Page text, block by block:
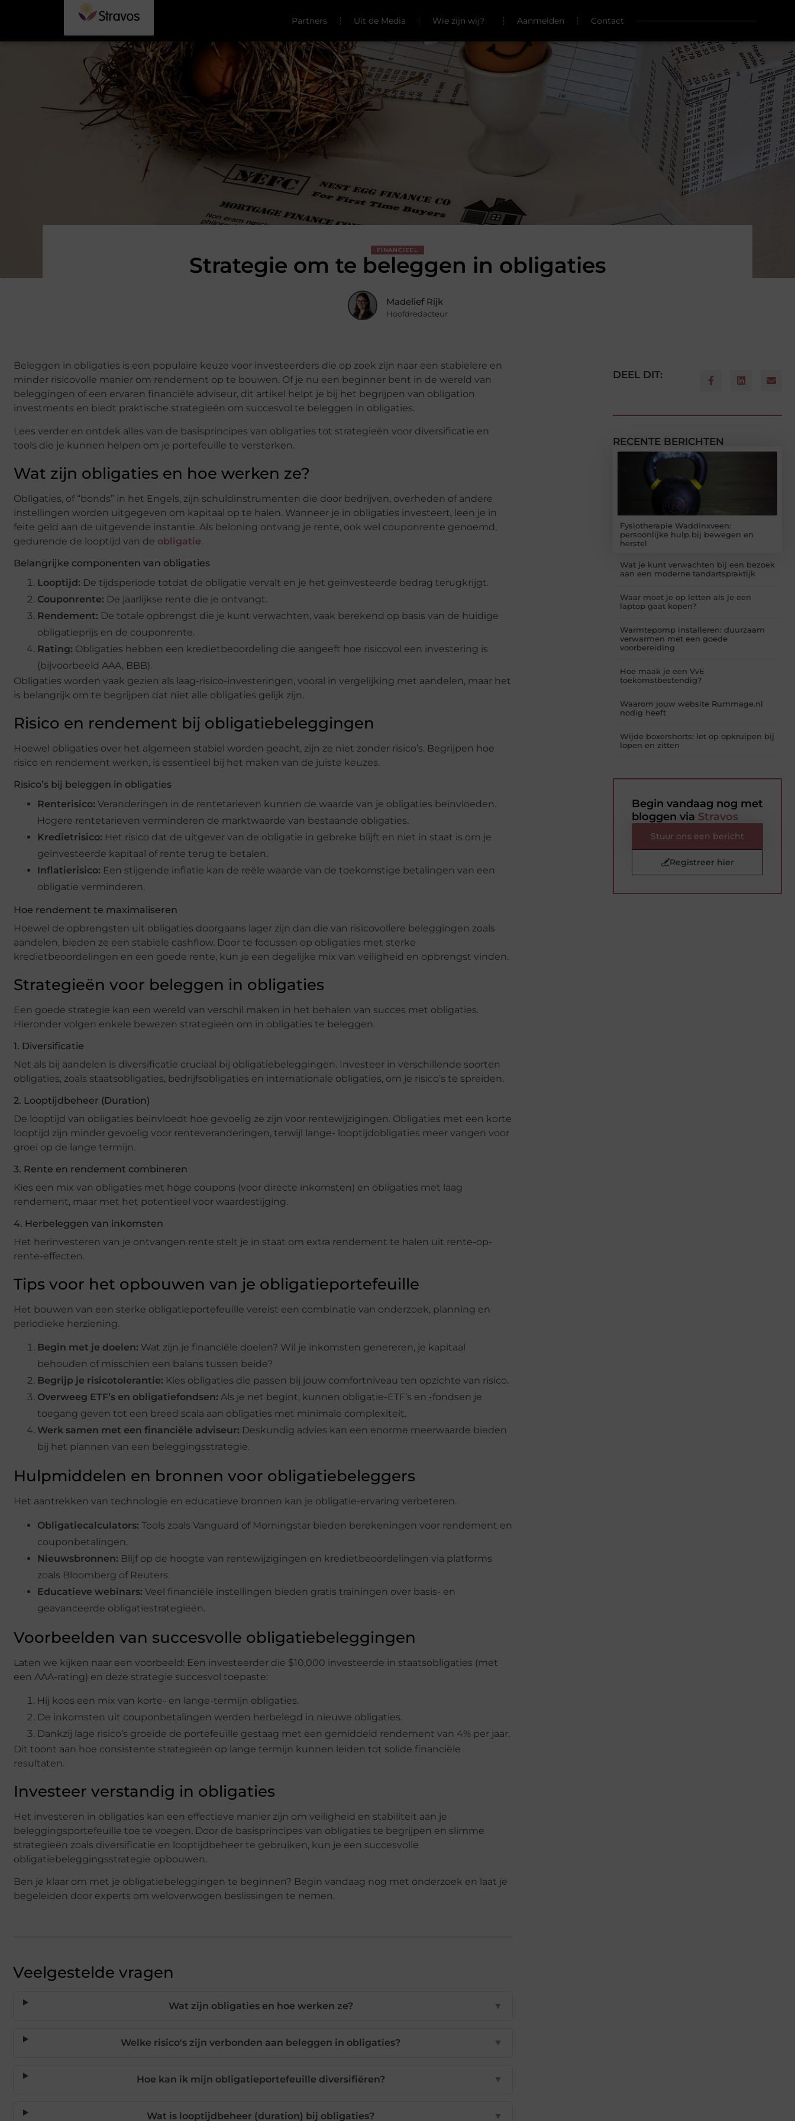
Partners Uit de Media Wie zijn wij? Aanmelden Contact
FINANCIEEL
Strategie om te beleggen in obligaties
Madelief Rijk
Hoofdredacteur
Beleggen in obligaties is een populaire keuze voor investeerders die op zoek zijn naar een stabielere en
minder risicovolle manier om rendement op te bouwen. Of je nu een beginner bent in de wereld van
beleggingen of een ervaren financiële adviseur, dit artikel helpt je bij het begrijpen van obligation
investments en biedt praktische strategieën om succesvol te beleggen in obligaties.
Lees verder en ontdek alles van de basisprincipes van obligaties tot strategieën voor diversificatie en
tools die je kunnen helpen om je portefeuille te versterken.
Wat zijn obligaties en hoe werken ze?
Obligaties, of “bonds” in het Engels, zijn schuldinstrumenten die door bedrijven, overheden of andere
instellingen worden uitgegeven om kapitaal op te halen. Wanneer je in obligaties investeert, leen je in
feite geld aan de uitgevende instantie. Als beloning ontvang je rente, ook wel couponrente genoemd,
gedurende de looptijd van de obligatie.
Belangrijke componenten van obligaties
Looptijd: De tijdsperiode totdat de obligatie vervalt en je het geïnvesteerde bedrag terugkrijgt.
Couponrente: De jaarlijkse rente die je ontvangt.
Rendement: De totale opbrengst die je kunt verwachten, vaak berekend op basis van de huidige
obligatieprijs en de couponrente.
Rating: Obligaties hebben een kredietbeoordeling die aangeeft hoe risicovol een investering is
(bijvoorbeeld AAA, BBB).
Obligaties worden vaak gezien als laag-risico-investeringen, vooral in vergelijking met aandelen, maar het
is belangrijk om te begrijpen dat niet alle obligaties gelijk zijn.
Risico en rendement bij obligatiebeleggingen
Hoewel obligaties over het algemeen stabiel worden geacht, zijn ze niet zonder risico’s. Begrijpen hoe
risico en rendement werken, is essentieel bij het maken van de juiste keuzes.
Risico’s bij beleggen in obligaties
Renterisico: Veranderingen in de rentetarieven kunnen de waarde van je obligaties beïnvloeden.
Hogere rentetarieven verminderen de marktwaarde van bestaande obligaties.
Kredietrisico: Het risico dat de uitgever van de obligatie in gebreke blijft en niet in staat is om je
geïnvesteerde kapitaal of rente terug te betalen.
Inflatierisico: Een stijgende inflatie kan de reële waarde van de toekomstige betalingen van een
obligatie verminderen.
Hoe rendement te maximaliseren
Hoewel de opbrengsten uit obligaties doorgaans lager zijn dan die van risicovollere beleggingen zoals
aandelen, bieden ze een stabiele cashflow. Door te focussen op obligaties met sterke
kredietbeoordelingen en een goede rente, kun je een degelijke mix van veiligheid en opbrengst vinden.
Strategieën voor beleggen in obligaties
Een goede strategie kan een wereld van verschil maken in het behalen van succes met obligaties.
Hieronder volgen enkele bewezen strategieën om in obligaties te beleggen.
1. Diversificatie
Net als bij aandelen is diversificatie cruciaal bij obligatiebeleggingen. Investeer in verschillende soorten
obligaties, zoals staatsobligaties, bedrijfsobligaties en internationale obligaties, om je risico’s te spreiden.
2. Looptijdbeheer (Duration)
De looptijd van obligaties beïnvloedt hoe gevoelig ze zijn voor rentewijzigingen. Obligaties met een korte
looptijd zijn minder gevoelig voor renteveranderingen, terwijl lange- looptijdobligaties meer vangen voor
groei op de lange termijn.
3. Rente en rendement combineren
Kies een mix van obligaties met hoge coupons (voor directe inkomsten) en obligaties met laag
rendement, maar met het potentieel voor waardestijging.
4. Herbeleggen van inkomsten
Het herinvesteren van je ontvangen rente stelt je in staat om extra rendement te halen uit rente-op-
rente-effecten.
Tips voor het opbouwen van je obligatieportefeuille
Het bouwen van een sterke obligatieportefeuille vereist een combinatie van onderzoek, planning en
periodieke herziening.
Begin met je doelen: Wat zijn je financiële doelen? Wil je inkomsten genereren, je kapitaal
behouden of misschien een balans tussen beide?
Begrijp je risicotolerantie: Kies obligaties die passen bij jouw comfortniveau ten opzichte van risico.
Overweeg ETF’s en obligatiefondsen: Als je net begint, kunnen obligatie-ETF’s en -fondsen je
toegang geven tot een breed scala aan obligaties met minimale complexiteit.
Werk samen met een financiële adviseur: Deskundig advies kan een enorme meerwaarde bieden
bij het plannen van een beleggingsstrategie.
Hulpmiddelen en bronnen voor obligatiebeleggers
Het aantrekken van technologie en educatieve bronnen kan je obligatie-ervaring verbeteren.
Obligatiecalculators: Tools zoals Vanguard of Morningstar bieden berekeningen voor rendement en
couponbetalingen.
Nieuwsbronnen: Blijf op de hoogte van rentewijzigingen en kredietbeoordelingen via platforms
zoals Bloomberg of Reuters.
Educatieve webinars: Veel financiële instellingen bieden gratis trainingen over basis- en
geavanceerde obligatiestrategieën.
Voorbeelden van succesvolle obligatiebeleggingen
Laten we kijken naar een voorbeeld: Een investeerder die $10,000 investeerde in staatsobligaties (met
een AAA-rating) en deze strategie succesvol toepaste:
Hij koos een mix van korte- en lange-termijn obligaties.
De inkomsten uit couponbetalingen werden herbelegd in nieuwe obligaties.
Dankzij lage risico’s groeide de portefeuille gestaag met een gemiddeld rendement van 4% per jaar.
Dit toont aan hoe consistente strategieën op lange termijn kunnen leiden tot solide financiële
resultaten.
Investeer verstandig in obligaties
Het investeren in obligaties kan een effectieve manier zijn om veiligheid en stabiliteit aan je
beleggingsportefeuille toe te voegen. Door de basisprincipes van obligaties te begrijpen en slimme
strategieën zoals diversificatie en looptijdbeheer te gebruiken, kun je een succesvolle
obligatiebeleggingsstrategie opbouwen.
Ben je klaar om met je obligatiebeleggingen te beginnen? Begin vandaag nog met onderzoek en laat je
begeleiden door experts om weloverwogen beslissingen te nemen.
Veelgestelde vragen
Wat zijn obligaties en hoe werken ze? ▼
Welke risico's zijn verbonden aan beleggen in obligaties? ▼
Hoe kan ik mijn obligatieportefeuille diversifiëren? ▼
Wat is looptijdbeheer (duration) bij obligaties? ▼
DEEL DIT:
RECENTE BERICHTEN
Fysiotherapie Waddinxveen:
persoonlijke hulp bij bewegen en
herstel
Wat je kunt verwachten bij een bezoek
aan een moderne tandartspraktijk
Waar moet je op letten als je een
laptop gaat kopen?
Warmtepomp installeren: duurzaam
verwarmen met een goede
voorbereiding
Hoe maak je een VvE
toekomstbestendig?
Waarom jouw website Rummage.nl
nodig heeft
Wijde boxershorts: let op opkruipen bij
lopen en zitten
Begin vandaag nog met
bloggen via Stravos
Stuur ons een bericht
Registreer hier